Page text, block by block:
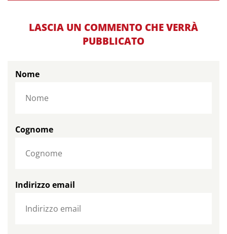
LASCIA UN COMMENTO CHE VERRÀ
PUBBLICATO
Nome
Cognome
Indirizzo email